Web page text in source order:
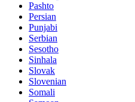
Pashto
Persian
Punjabi
Serbian
Sesotho
Sinhala
Slovak
Slovenian
Somali